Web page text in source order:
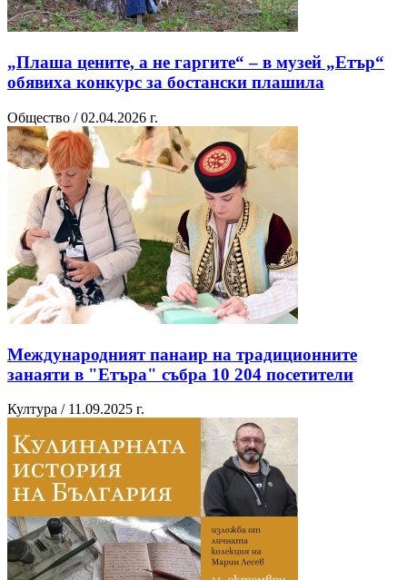
„Плаша цените, а не гаргите“ – в музей „Етър“
обявиха конкурс за бостански плашила
Общество / 02.04.2026 г.
Международният панаир на традиционните
занаяти в "Етъра" събра 10 204 посетители
Култура / 11.09.2025 г.